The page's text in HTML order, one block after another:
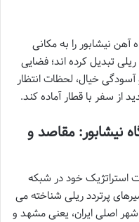
آهن نیشابور را به مکانی
تبدیل کرده اند؛ فضایی
خیال، لحظات انتظار
از سفر با قطار آماده کند.
نیشابور: مقاصد و
استراتژیک خود در شبکه
پرتردد ریلی شناخته می
شهر اصلی ایران، یعنی مشهد و